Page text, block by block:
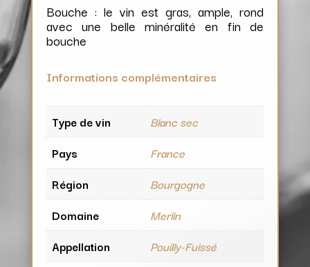
Bouche : le vin est gras, ample, rond
avec une belle minéralité en fin de
bouche
Informations complémentaires
Type de vin
Blanc sec
Pays
France
Région
Bourgogne
Domaine
Merlin
Appellation
Pouilly-Fuissé